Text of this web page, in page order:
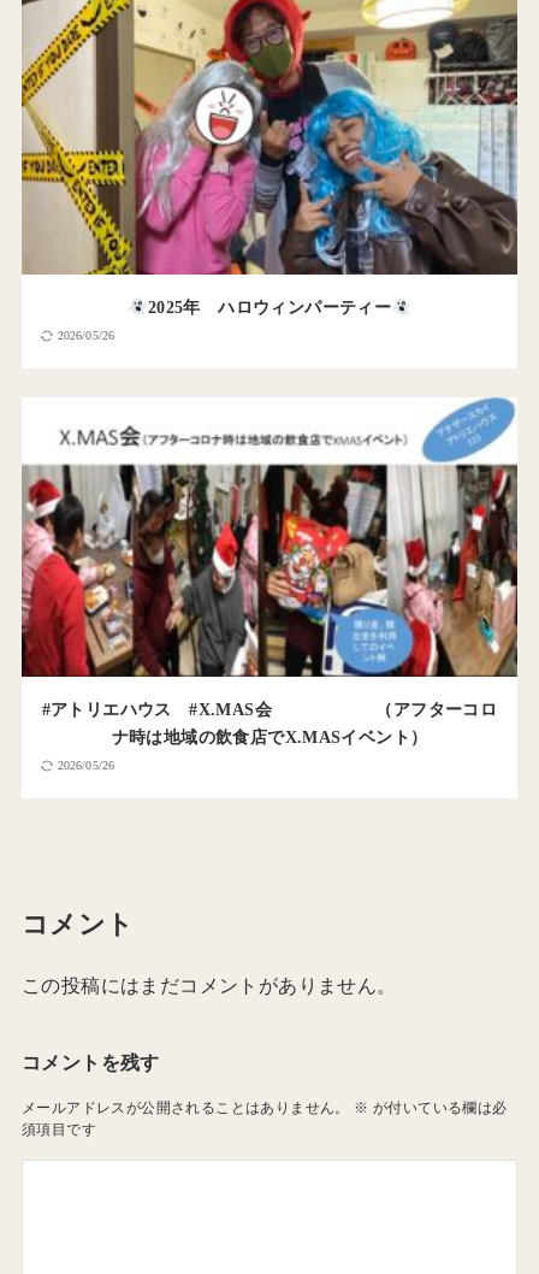
2025年 ハロウィンパーティー
2026/05/26
#アトリエハウス #X.MAS会 （アフターコロ
ナ時は地域の飲食店でX.MASイベント）
2026/05/26
コメント
この投稿にはまだコメントがありません。
コメントを残す
メールアドレスが公開されることはありません。 ※ が付いている欄は必
須項目です